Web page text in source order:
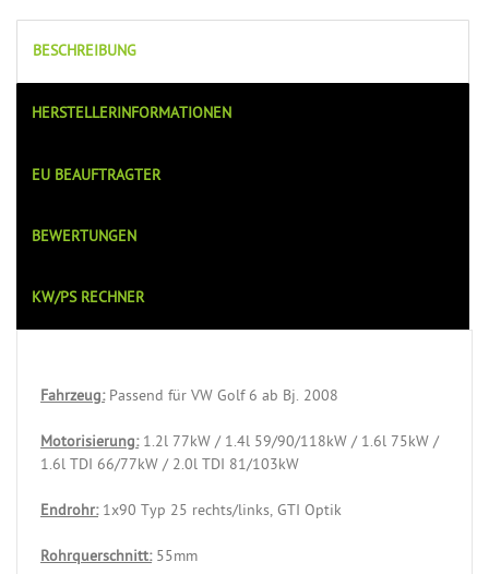
BESCHREIBUNG
HERSTELLERINFORMATIONEN
EU BEAUFTRAGTER
BEWERTUNGEN
KW/PS RECHNER
Fahrzeug:Passend für VW Golf 6 ab Bj. 2008
Motorisierung:1.2l 77kW / 1.4l 59/90/118kW / 1.6l 75kW /
1.6l TDI 66/77kW / 2.0l TDI 81/103kW
Endrohr:1x90 Typ 25 rechts/links, GTI Optik
Rohrquerschnitt:55mm